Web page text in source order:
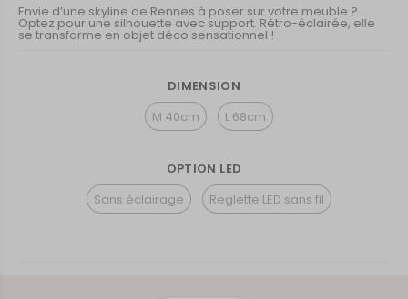
Envie d’une skyline de Rennes à poser sur votre meuble ?
Optez pour une silhouette avec support. Rétro-éclairée, elle
se transforme en objet déco sensationnel !
DIMENSION
M 40cm
L 68cm
OPTION LED
Sans éclairage
Reglette LED sans fil